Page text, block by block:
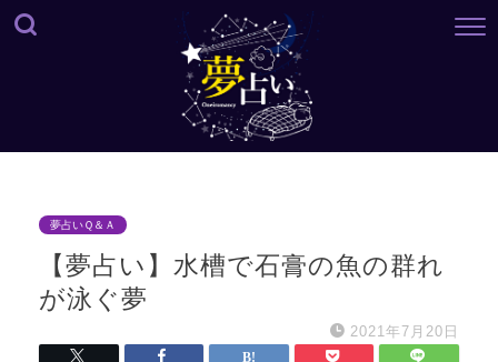
夢占いＱ＆Ａ
【夢占い】水槽で石膏の魚の群れ
が泳ぐ夢
2021年7月20日